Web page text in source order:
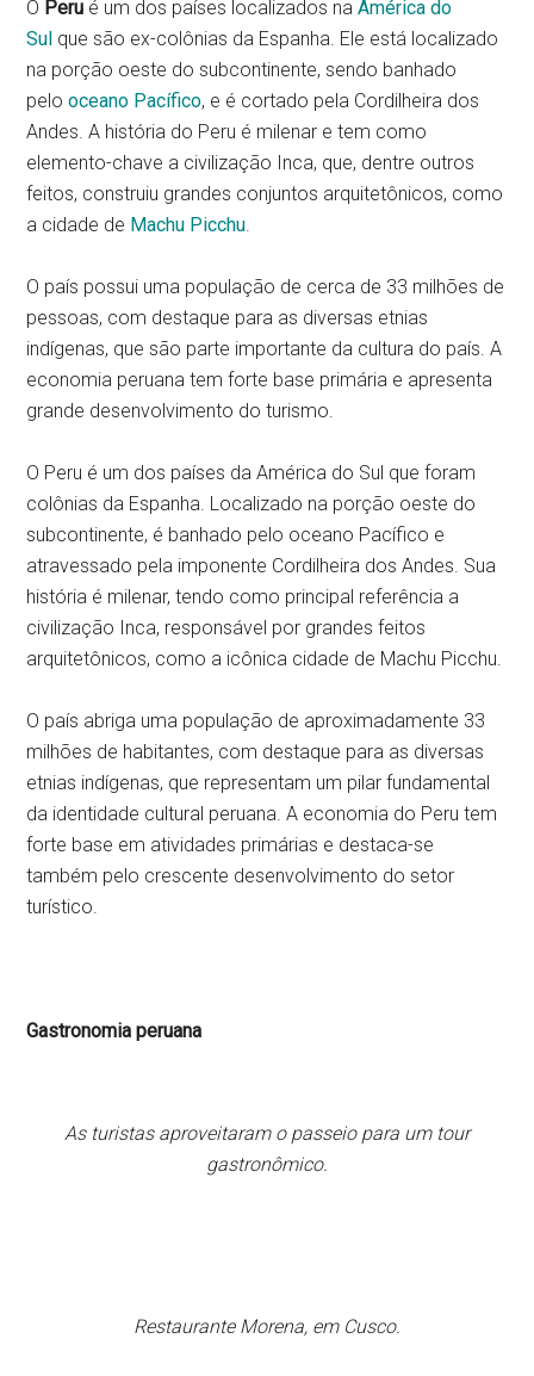
O Peru é um dos países localizados naAmérica do
Sul que são ex-colônias da Espanha. Ele está localizado
na porção oeste do subcontinente, sendo banhado
pelooceano Pacífico, e é cortado pela Cordilheira dos
Andes. A história do Peru é milenar e tem como
elemento-chave a civilização Inca, que, dentre outros
feitos, construiu grandes conjuntos arquitetônicos, como
a cidade de Machu Picchu.
O país possui uma população de cerca de 33 milhões de
pessoas, com destaque para as diversas etnias
indígenas, que são parte importante da cultura do país. A
economia peruana tem forte base primária e apresenta
grande desenvolvimento do turismo.
O Peru é um dos países da América do Sul que foram
colônias da Espanha. Localizado na porção oeste do
subcontinente, é banhado pelo oceano Pacífico e
atravessado pela imponente Cordilheira dos Andes. Sua
história é milenar, tendo como principal referência a
civilização Inca, responsável por grandes feitos
arquitetônicos, como a icônica cidade de Machu Picchu.
O país abriga uma população de aproximadamente 33
milhões de habitantes, com destaque para as diversas
etnias indígenas, que representam um pilar fundamental
da identidade cultural peruana. A economia do Peru tem
forte base em atividades primárias e destaca-se
também pelo crescente desenvolvimento do setor
turístico.
Gastronomia peruana
As turistas aproveitaram o passeio para um tour
gastronômico.
Restaurante Morena, em Cusco.